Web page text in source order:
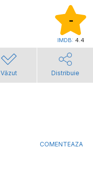
-
IMDB: 4.4
Văzut Distribuie
COMENTEAZA